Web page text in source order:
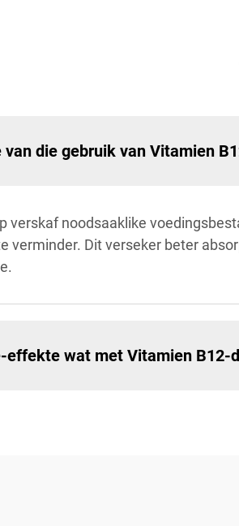
van die gebruik van Vitamien
verskaf noodsaaklike
verminder. Dit verseker beter
effekte wat met Vitamien B12-